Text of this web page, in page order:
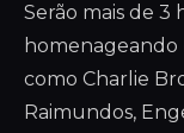
Serão mais de 3
homenageando
como Charlie
Raimundos,